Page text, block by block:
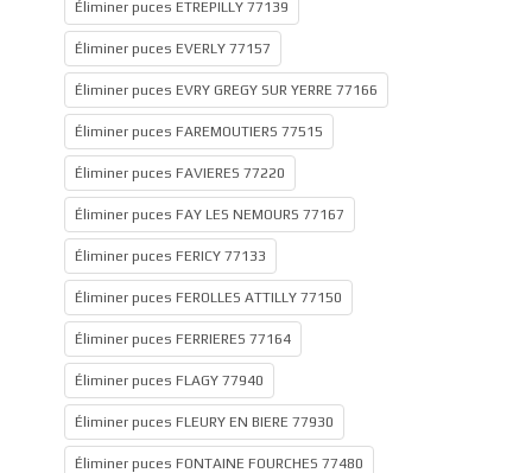
Éliminer puces ETREPILLY 77139
Éliminer puces EVERLY 77157
Éliminer puces EVRY GREGY SUR YERRE 77166
Éliminer puces FAREMOUTIERS 77515
Éliminer puces FAVIERES 77220
Éliminer puces FAY LES NEMOURS 77167
Éliminer puces FERICY 77133
Éliminer puces FEROLLES ATTILLY 77150
Éliminer puces FERRIERES 77164
Éliminer puces FLAGY 77940
Éliminer puces FLEURY EN BIERE 77930
Éliminer puces FONTAINE FOURCHES 77480